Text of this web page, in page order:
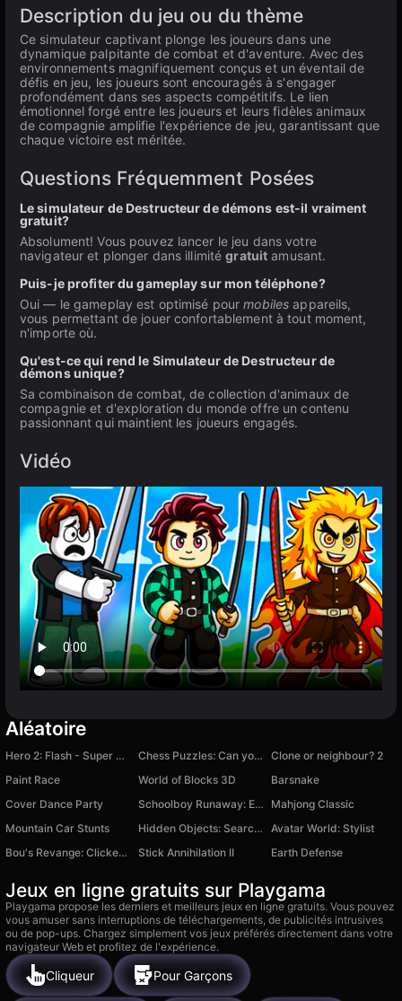
Description du jeu ou du thème
Ce simulateur captivant plonge les joueurs dans une
dynamique palpitante de combat et d'aventure. Avec des
environnements magnifiquement conçus et un éventail de
défis en jeu, les joueurs sont encouragés à s'engager
profondément dans ses aspects compétitifs. Le lien
émotionnel forgé entre les joueurs et leurs fidèles animaux
de compagnie amplifie l'expérience de jeu, garantissant que
chaque victoire est méritée.
Questions Fréquemment Posées
Le simulateur de Destructeur de démons est-il vraiment
gratuit?
Absolument! Vous pouvez lancer le jeu dans votre
navigateur et plonger dans illimitégratuit amusant.
Puis-je profiter du gameplay sur mon téléphone?
Oui — le gameplay est optimisé pourmobiles appareils,
vous permettant de jouer confortablement à tout moment,
n'importe où.
Qu'est-ce qui rend le Simulateur de Destructeur de
démons unique?
Sa combinaison de combat, de collection d'animaux de
compagnie et d'exploration du monde offre un contenu
passionnant qui maintient les joueurs engagés.
Vidéo
Aléatoire
Hero 2: Flash - Super Speed Chess Puzzles: Can you find the best move?
Clone or neighbour? 2
Paint Race
World of Blocks 3D
Barsnake
Cover Dance Party
Schoolboy Runaway: Examine
Mahjong Classic
Mountain Car Stunts
Hidden Objects: Search and Relax
Avatar World: Stylist
Bou's Revange: Clicker Horror
Stick Annihilation II Earth Defense
Jeux en ligne gratuits sur Playgama
Playgama propose les derniers et meilleurs jeux en ligne gratuits. Vous pouvez
vous amuser sans interruptions de téléchargements, de publicités intrusives
ou de pop-ups. Chargez simplement vos jeux préférés directement dans votre
navigateur Web et profitez de l'expérience.
Cliqueur Pour Garçons